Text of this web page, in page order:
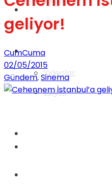
Videolar
Gündem
Yaşam
Sağlık
geliyor!
CumCuma
02/05/2015
Gündem,Sinema